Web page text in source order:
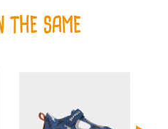
THE SAME